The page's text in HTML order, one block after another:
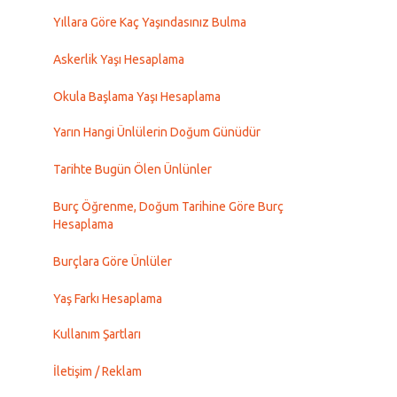
Yıllara Göre Kaç Yaşındasınız Bulma
Askerlik Yaşı Hesaplama
Okula Başlama Yaşı Hesaplama
Yarın Hangi Ünlülerin Doğum Günüdür
Tarihte Bugün Ölen Ünlünler
Burç Öğrenme, Doğum Tarihine Göre Burç
Hesaplama
Burçlara Göre Ünlüler
Yaş Farkı Hesaplama
Kullanım Şartları
İletişim / Reklam